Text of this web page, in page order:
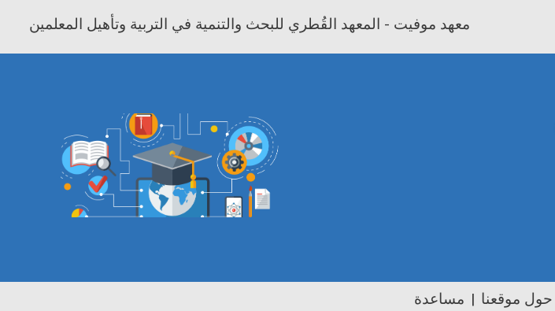
معهد موفيت - المعهد القُطري للبحث والتنمية في التربية وتأهيل المعلمين
حول موقعنا مساعدة